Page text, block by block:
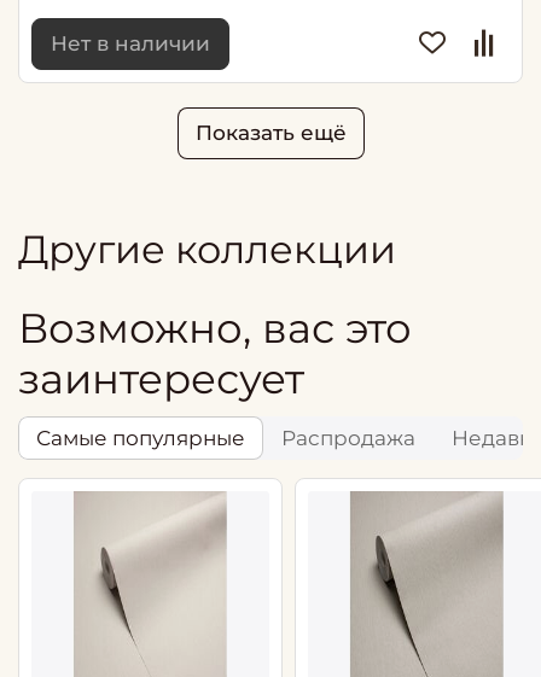
Нет в наличии
Показать ещё
Другие коллекции
Возможно, вас это
заинтересует
Самые популярные Распродажа